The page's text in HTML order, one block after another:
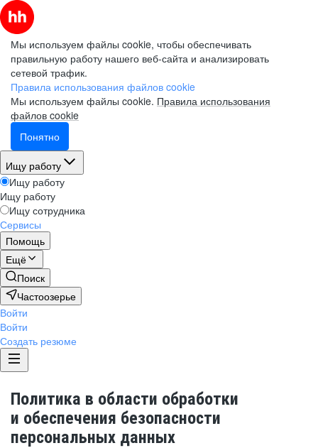
Мы используем файлы cookie, чтобы обеспечивать
правильную работу нашего веб-сайта и анализировать
сетевой трафик.
Правила использования файлов cookie
Мы используем файлы cookie. Правила использования
файлов cookie
Понятно
Ищу работу
Ищу работу
Ищу работу
Ищу сотрудника
Сервисы
Помощь
Ещё
Поиск
Частоозерье
Войти
Войти
Создать резюме
Политика в области обработки
и обеспечения безопасности
персональных данных